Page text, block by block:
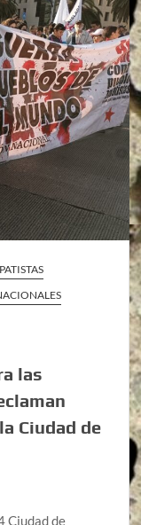
las
Ciudad de
Ciudad de